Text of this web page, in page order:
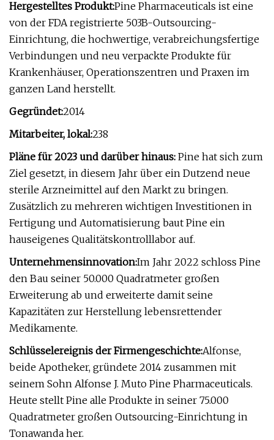
Hergestelltes Produkt:Pine Pharmaceuticals ist eine
von der FDA registrierte 503B-Outsourcing-
Einrichtung, die hochwertige, verabreichungsfertige
Verbindungen und neu verpackte Produkte für
Krankenhäuser, Operationszentren und Praxen im
ganzen Land herstellt.
Gegründet:2014
Mitarbeiter, lokal:238
Pläne für 2023 und darüber hinaus: Pine hat sich zum
Ziel gesetzt, in diesem Jahr über ein Dutzend neue
sterile Arzneimittel auf den Markt zu bringen.
Zusätzlich zu mehreren wichtigen Investitionen in
Fertigung und Automatisierung baut Pine ein
hauseigenes Qualitätskontrolllabor auf.
Unternehmensinnovation:Im Jahr 2022 schloss Pine
den Bau seiner 50.000 Quadratmeter großen
Erweiterung ab und erweiterte damit seine
Kapazitäten zur Herstellung lebensrettender
Medikamente.
Schlüsselereignis der Firmengeschichte:Alfonse,
beide Apotheker, gründete 2014 zusammen mit
seinem Sohn Alfonse J. Muto Pine Pharmaceuticals.
Heute stellt Pine alle Produkte in seiner 75.000
Quadratmeter großen Outsourcing-Einrichtung in
Tonawanda her.